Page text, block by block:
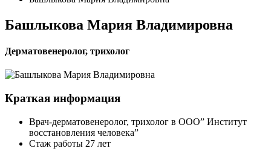
Башлыкова Мария Владимировна
Дерматовенеролог, трихолог
Краткая информация
Врач-дерматовенеролог, трихолог в ООО” Институт
восстановления человека”
Стаж работы 27 лет